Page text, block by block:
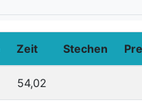
Zeit Stechen
54,02